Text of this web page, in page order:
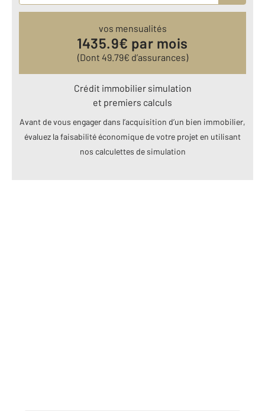
vos mensualités
1435.9€ par mois
(Dont 49.79€ d’assurances)
Crédit immobilier simulation
et premiers calculs
Avant de vous engager dans l’acquisition d’un bien immobilier,
évaluez la faisabilité économique de votre projet en utilisant
nos calculettes de simulation